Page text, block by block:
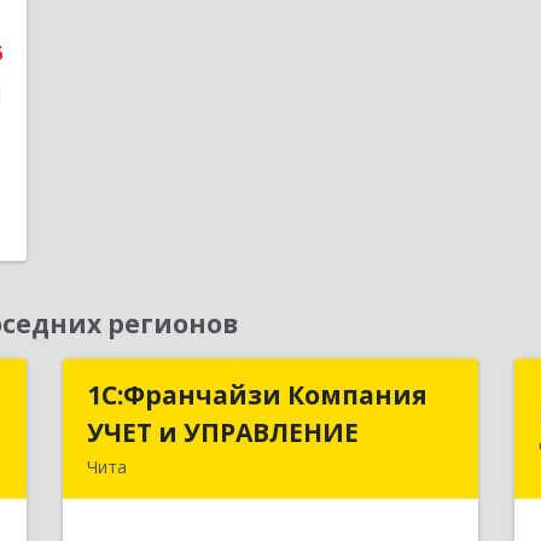
регионов
1С:Франчайзи Компания
УЧЕТ и УПРАВЛЕНИЕ
Чита
1С:Франчайзи Компания
УЧЕТ и УПРАВЛЕНИЕ